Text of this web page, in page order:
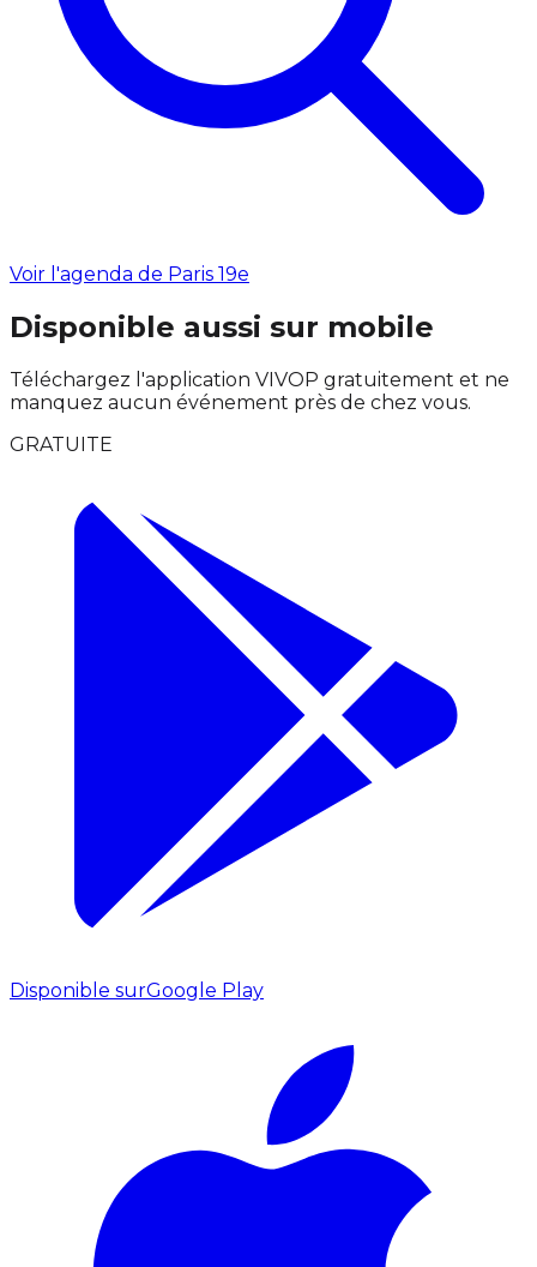
Voir l'agenda de Paris 19e
Disponible aussi sur mobile
Téléchargez l'application VIVOP gratuitement et ne
manquez aucun événement près de chez vous.
GRATUITE
Disponible surGoogle Play